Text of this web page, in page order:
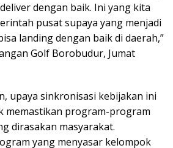
dengan baik. Ini yang kita
pusat supaya yang menjadi
landing dengan baik di daerah,”
Golf Borobudur, Jumat
upaya sinkronisasi kebijakan ini
memastikan program-program
dirasakan masyarakat.
yang menyasar kelompok